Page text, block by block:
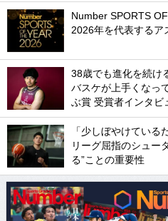
Number SPORTS
2026年を代表するア
38歳でも進化を続け
バスケが上手くなっ
ぶ賞 受賞者インタビ
「少しぼやけている
リーグ屈指のシュー
る”ことの重要性